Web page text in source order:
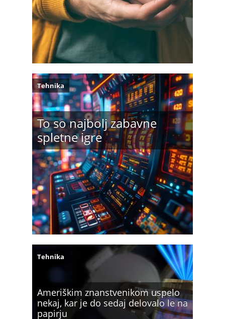
To so najbolj zabavne
spletne igre
Tehnika
Ameriškim znanstvenikom uspelo
nekaj, kar je do sedaj delovalo le na
papirju
Tehnika